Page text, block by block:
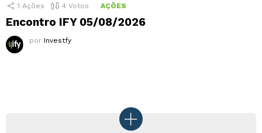
1 Ações 4 Votos AÇÕES
Encontro IFY 05/08/2026
por Investfy